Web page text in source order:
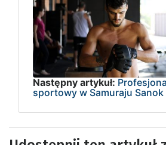
Następny artykuł:
sportowy w Samuraju Sanok